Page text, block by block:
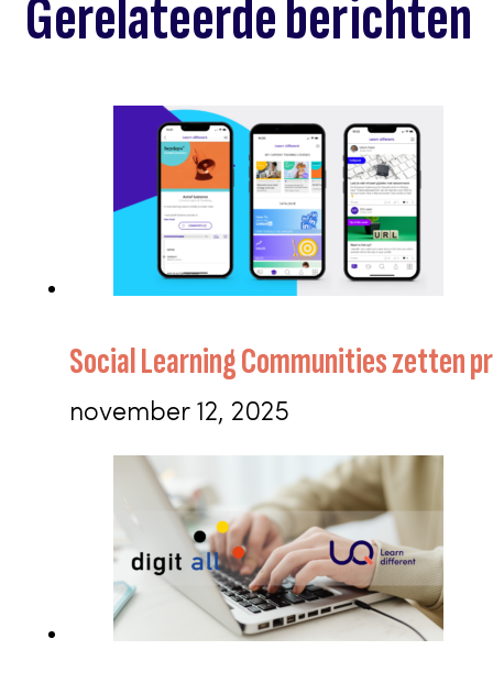
Gerelateerde berichten
Social Learning Communities zetten
november 12, 2025